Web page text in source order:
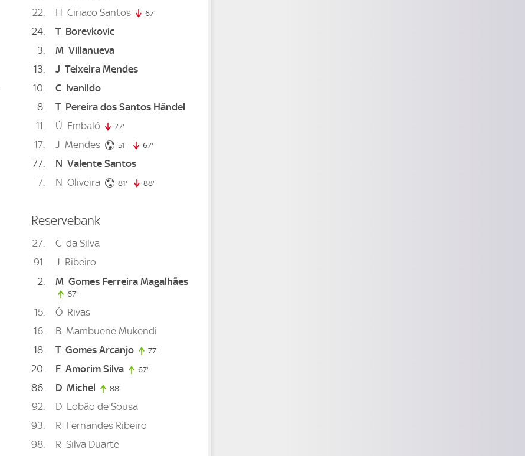
77. minute
22
H Ciriaco Santos 67'
24 T Borevkovic
3
M Villanueva
13
J Teixeira Mendes
10
C Ivanildo
8
T Pereira dos Santos Händel
11
Ú Embaló 77'
17 J Mendes 51' 51. minute
67'
77 N Valente Santos
7
N Oliveira 81' 81. minute
88'
Reservebank
27 C da Silva
91
J Ribeiro
2
M Gomes Ferreira Magalhães
67'
15 Ó Rivas
16
B Mambuene Mukendi
18
T Gomes Arcanjo 77'
20 F Amorim Silva 67'
86 D Michel 88'
92 D Lobão de Sousa
93
R Fernandes Ribeiro
98
R Silva Duarte